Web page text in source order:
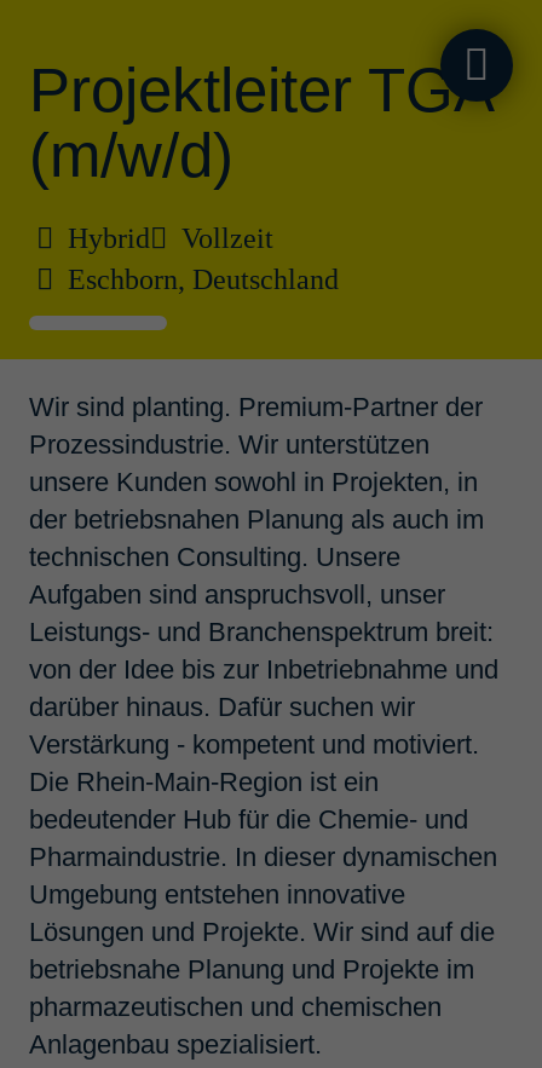
Projekt­leiter TGA
(m/w/d)
Hybrid
Vollzeit
Eschborn, Deutschland
Wir sind planting. Premium-Partner der
Prozessindustrie. Wir unterstützen
unsere Kunden sowohl in Projekten, in
der betriebsnahen Planung als auch im
technischen Consulting. Unsere
Aufgaben sind anspruchsvoll, unser
Leistungs- und Branchenspektrum breit:
von der Idee bis zur Inbetriebnahme und
darüber hinaus. Dafür suchen wir
Verstärkung - kompetent und motiviert.
Die Rhein-Main-Region ist ein
bedeutender Hub für die Chemie- und
Pharmaindustrie. In dieser dynamischen
Umgebung entstehen innovative
Lösungen und Projekte. Wir sind auf die
betriebsnahe Planung und Projekte im
pharmazeutischen und chemischen
Anlagenbau spezialisiert.
Jobs für Profes­
si­o­nals &
Specia­lists.
Projekte für
Free­lancer.
Suchbegriff
Suchen
Termin­planer Anla­genbau
(m/w/d)
Angebote 1-20